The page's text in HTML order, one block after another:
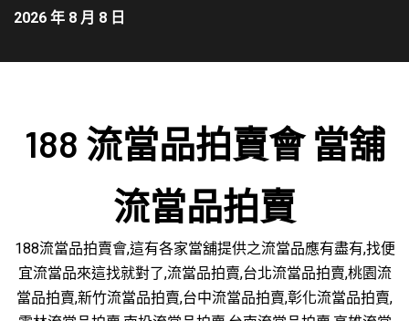
2026 年 8 月 8 日
188 流當品拍賣會 當舖
流當品拍賣
188流當品拍賣會,這有各家當舖提供之流當品應有盡有,找便
宜流當品來這找就對了,流當品拍賣,台北流當品拍賣,桃園流
當品拍賣,新竹流當品拍賣,台中流當品拍賣,彰化流當品拍賣,